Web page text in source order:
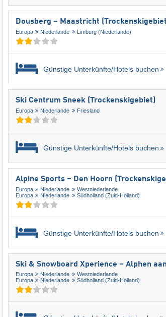
Dousberg – Maastricht
Europa Niederlande Limburg (Niederlande)
Günstige Unterkünfte/Hotels buchen
Ski Centrum Sneek (Trockenskigebiet)
Europa Niederlande Friesland
Günstige Unterkünfte/Hotels buchen
Alpine Sports – Den Hoorn
Europa Niederlande
Westniederlande
Europa
Niederlande Südholland (Zuid-Holland)
Günstige Unterkünfte/Hotels buchen
Ski & Snowboard Xperience – Alphen
Europa Niederlande
Westniederlande
Europa
Niederlande Südholland (Zuid-Holland)